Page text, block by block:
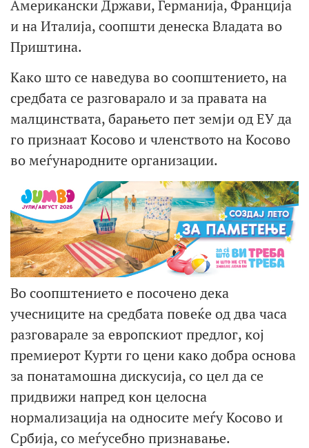
Американски Држави, Германија, Франција
и на Италија, соопшти денеска Владата во
Приштина.
Како што се наведува во соопштението, на
средбата се разговарало и за правата на
малцинствата, барањето пет земји од ЕУ да
го признаат Косово и членството на Косово
во меѓународните организации.
Во соопштението е посочено дека
учесниците на средбата повеќе од два часа
разговарале за европскиот предлог, кој
премиерот Курти го цени како добра основа
за понатамошна дискусија, со цел да се
придвижи напред кон целосна
нормализација на односите меѓу Косово и
Србија, со меѓусебно признавање.